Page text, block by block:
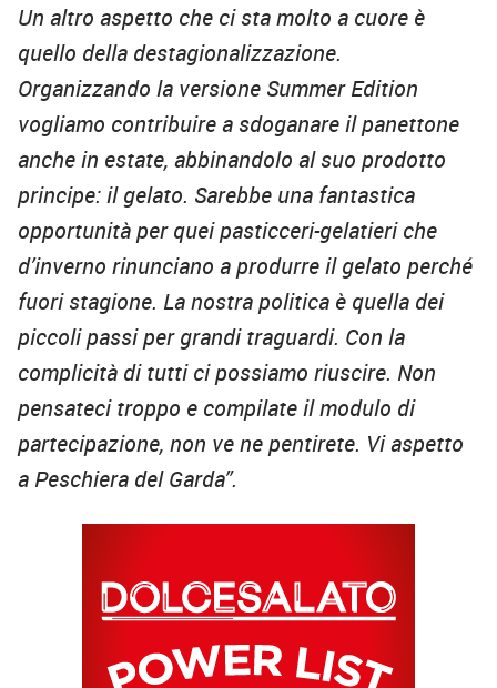
Un altro aspetto che ci sta molto a cuore è
quello della destagionalizzazione.
Organizzando la versione Summer Edition
vogliamo contribuire a sdoganare il panettone
anche in estate, abbinandolo al suo prodotto
principe: il gelato. Sarebbe una fantastica
opportunità per quei pasticceri-gelatieri che
d’inverno rinunciano a produrre il gelato perché
fuori stagione. La nostra politica è quella dei
piccoli passi per grandi traguardi. Con la
complicità di tutti ci possiamo riuscire. Non
pensateci troppo e compilate il modulo di
partecipazione, non ve ne pentirete. Vi aspetto
a Peschiera del Garda”.